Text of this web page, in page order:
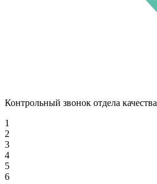
Контрольный звонок отдела качества
1
2
3
4
5
6